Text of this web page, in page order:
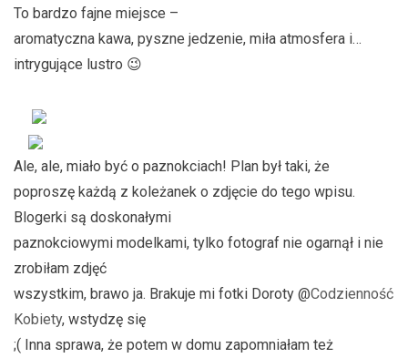
To bardzo fajne miejsce –
aromatyczna kawa, pyszne jedzenie, miła atmosfera i…
intrygujące lustro 😉
Ale, ale, miało być o paznokciach! Plan był taki, że
poproszę każdą z koleżanek o zdjęcie do tego wpisu.
Blogerki są doskonałymi
paznokciowymi modelkami, tylko fotograf nie ogarnął i nie
zrobiłam zdjęć
wszystkim, brawo ja. Brakuje mi fotki Doroty @Codzienność
Kobiety, wstydzę się
;( Inna sprawa, że potem w domu zapomniałam też